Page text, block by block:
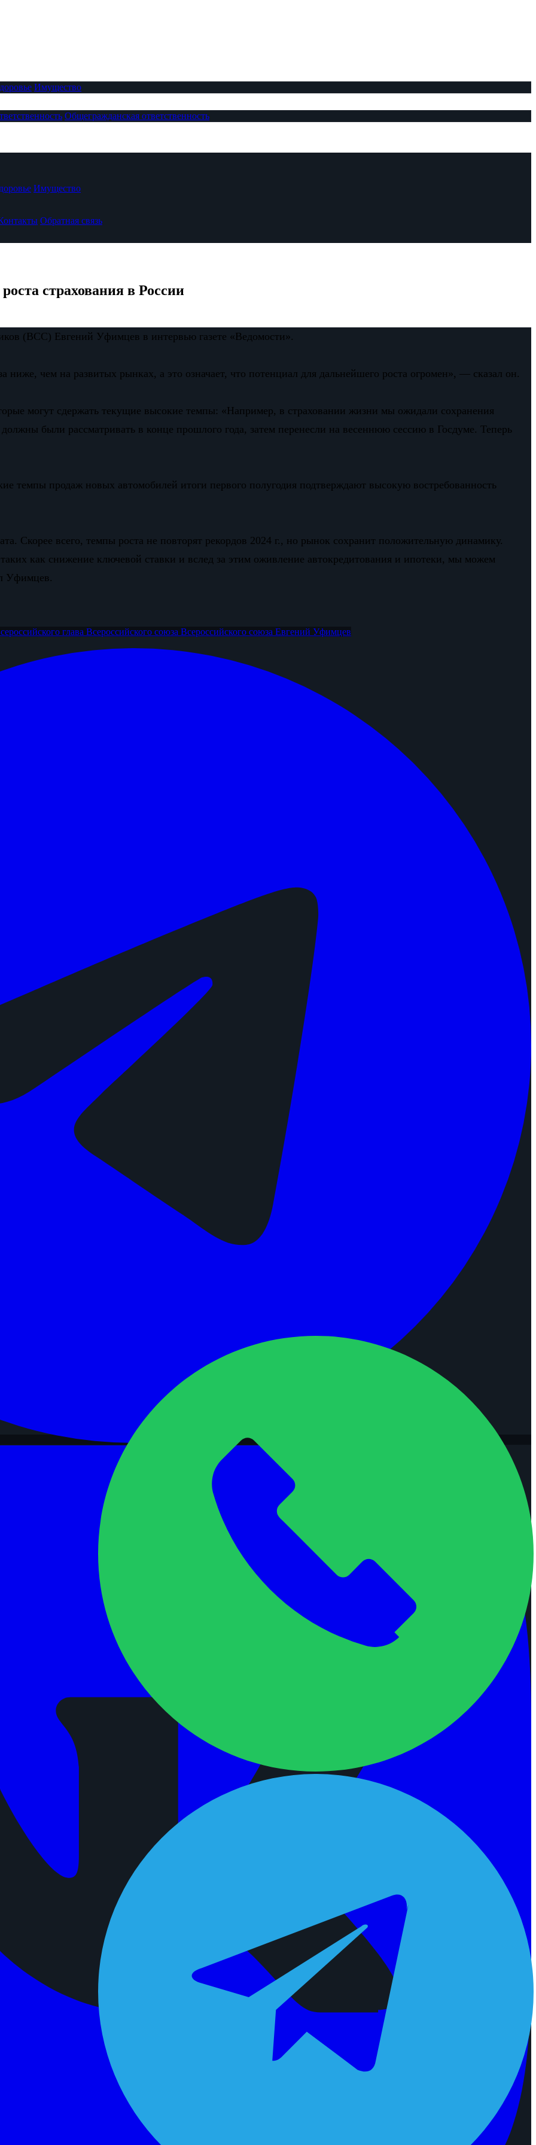
Имущество
Общегражданская ответственность
Имущество
Обратная связь
страхования в России
(ВСС) Евгений Уфимцев в интервью газете «Ведомости».
ниже, чем на развитых рынках, а это означает, что потенциал для дальнейшего роста огромен», — сказал он.
могут сдержать текущие высокие темпы: «Например, в страховании жизни мы ожидали сохранения
были рассматривать в конце прошлого года, затем перенесли на весеннюю сессию в Госдуме. Теперь
темпы продаж новых автомобилей итоги первого полугодия подтверждают высокую востребованность
Скорее всего, темпы роста не повторят рекордов 2024 г., но рынок сохранит положительную динамику.
как снижение ключевой ставки и вслед за этим оживление автокредитования и ипотеки, мы можем
Уфимцев.
глава Всероссийского союза Всероссийского союза Евгений Уфимцев